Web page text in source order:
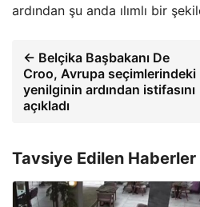
ardından şu anda ılımlı bir
← Belçika Başbakanı De
Croo, Avrupa seçimlerindeki
yenilginin ardından istifasını
açıkladı
Tavsiye Edilen Haberler